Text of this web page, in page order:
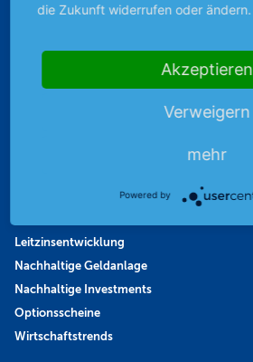
Aktiendepot
Bestes Investment
Investitionen in Startups
Leitzinsentwicklung
Nachhaltige Geldanlage
Nachhaltige Investments
Optionsscheine
Wirtschaftstrends
die Zukunft widerrufen oder ändern.
Akzeptieren
Verweigern
mehr
Powered by